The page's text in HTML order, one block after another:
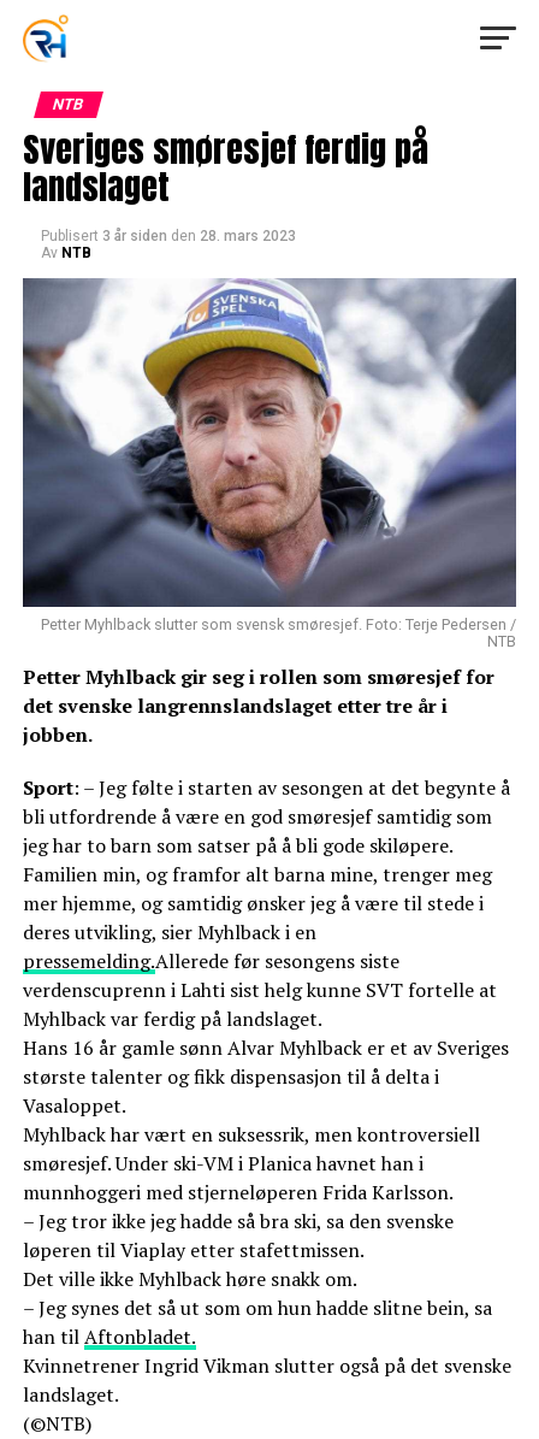
NTB
Sveriges smøresjef ferdig på
landslaget
Publisert 3 år siden den 28. mars 2023
Av NTB
Petter Myhlback slutter som svensk smøresjef. Foto: Terje Pedersen /
NTB
Petter Myhlback gir seg i rollen som smøresjef for
det svenske langrennslandslaget etter tre år i
jobben.
Sport: – Jeg følte i starten av sesongen at det begynte å
bli utfordrende å være en god smøresjef samtidig som
jeg har to barn som satser på å bli gode skiløpere.
Familien min, og framfor alt barna mine, trenger meg
mer hjemme, og samtidig ønsker jeg å være til stede i
deres utvikling, sier Myhlback i en
pressemelding.Allerede før sesongens siste
verdenscuprenn i Lahti sist helg kunne SVT fortelle at
Myhlback var ferdig på landslaget.
Hans 16 år gamle sønn Alvar Myhlback er et av Sveriges
største talenter og fikk dispensasjon til å delta i
Vasaloppet.
Myhlback har vært en suksessrik, men kontroversiell
smøresjef. Under ski-VM i Planica havnet han i
munnhoggeri med stjerneløperen Frida Karlsson.
– Jeg tror ikke jeg hadde så bra ski, sa den svenske
løperen til Viaplay etter stafettmissen.
Det ville ikke Myhlback høre snakk om.
– Jeg synes det så ut som om hun hadde slitne bein, sa
han tilAftonbladet.
Kvinnetrener Ingrid Vikman slutter også på det svenske
landslaget.
(©NTB)